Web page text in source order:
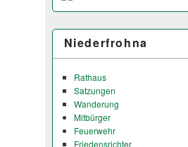
Niederfrohna
Rathaus
Satzungen
Wanderung
Mitbürger
Feuerwehr
Friedensrichter